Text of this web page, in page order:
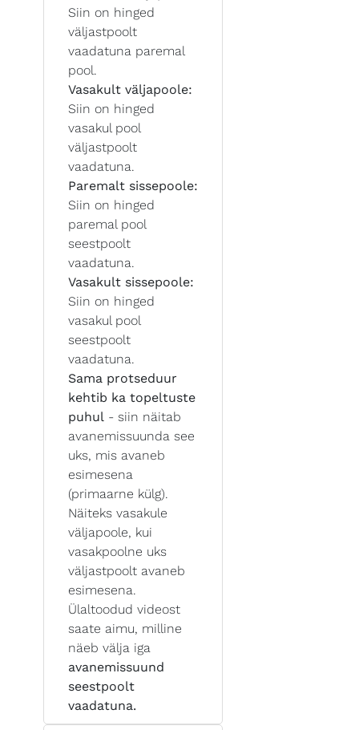
Siin on hinged
väljastpoolt
vaadatuna paremal
pool.
Vasakult väljapoole:
Siin on hinged
vasakul pool
väljastpoolt
vaadatuna.
Paremalt sissepoole:
Siin on hinged
paremal pool
seestpoolt
vaadatuna.
Vasakult sissepoole:
Siin on hinged
vasakul pool
seestpoolt
vaadatuna.
Sama protseduur
kehtib ka topeltuste
puhul - siin näitab
avanemissuunda see
uks, mis avaneb
esimesena
(primaarne külg).
Näiteks vasakule
väljapoole, kui
vasakpoolne uks
väljastpoolt avaneb
esimesena.
Ülaltoodud videost
saate aimu, milline
näeb välja iga
avanemissuund
seestpoolt
vaadatuna.